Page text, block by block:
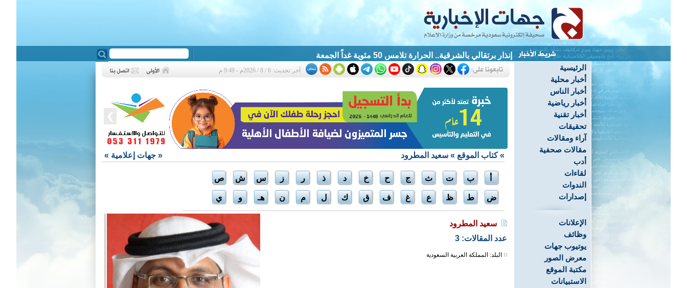
إنذار برتقالي بالشرقية.. الحرارة تلامس 50 مئوية غداً الجمعة
الرئيسية
أخبار محلية
أخبار الناس
أخبار رياضية
أخبار تقنية
تحقيقات
آراء ومقالات
مقالات صحفية
أدب
لقاءات
الندوات
إصدارات
الإعلانات
وظائف
يوتيوب جهات
معرض الصور
مكتبة الموقع
الاستبيانات
آخر تحديث: 6 / 8 / 2026م - 9:49 م
« جهات إعلامية » »كتاب الموقع » سعيد المطرود
أ ب ت ث ج ح خ د ذ ر ز س ش ص
ض ط ظ ع غ ف ق ك ل م ن هـ و ي
سعيد المطرود
عدد المقالات: 3
البلد: المملكة العربية السعودية